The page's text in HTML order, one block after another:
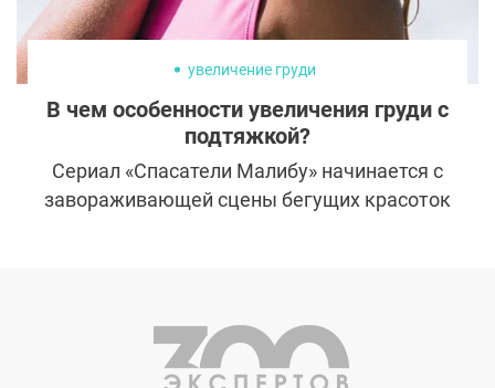
увеличение груди
В чем особенности увеличения груди с
подтяжкой?
Сериал «Спасатели Малибу» начинается с
завораживающей сцены бегущих красоток
женщины по-прежнему хотели бюст, как у
главных героинь. Пластическая хирургия